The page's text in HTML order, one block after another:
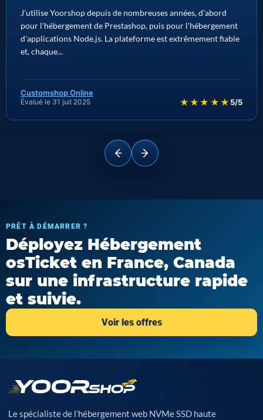
J'utilise Yoorshop depuis de nombreuses années, d'abord
pour l'hébergement de Prestashop, puis pour l'hébergement
d'applications Node.js. La plateforme est extrêmement fiable
et, chaque...
Customshop Online
Évalué le 31 juil 2025 ★★★★★ 5/5
PRÊT À DÉMARRER ?
Déployez Hébergement
osTicket en France, Canada
sur une infrastructure rapide
et suivie.
Voir les offres
Le spécialiste de l’hébergement web NVMe SSD haute